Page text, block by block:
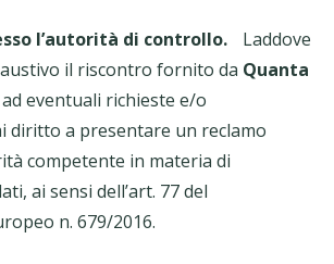
l’autorità di controllo. Laddove
il riscontro fornito da Quanta
ad eventuali richieste e/o
diritto a presentare un reclamo
competente in materia di
ai sensi dell’art. 77 del
n. 679/2016.